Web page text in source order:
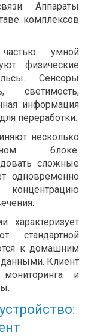
Аппараты
комплексов
умной
физические
Сенсоры
светимость,
информация
переработки.
несколько
блоке.
сложные
одновременно
стандартной
к домашним
данными. Клиент
и